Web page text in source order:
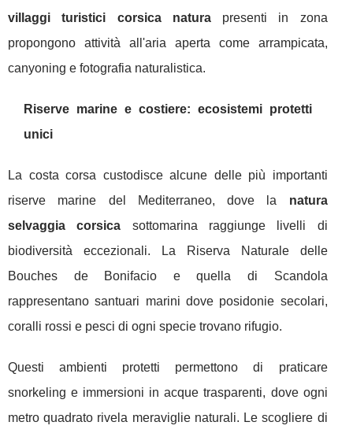
villaggi turistici corsica naturapresenti in zona
propongono attività all'aria aperta come arrampicata,
canyoning e fotografia naturalistica.
Riserve marine e costiere: ecosistemi protetti
unici
La costa corsa custodisce alcune delle più importanti
riserve marine del Mediterraneo, dove la natura
selvaggia corsica sottomarina raggiunge livelli di
biodiversità eccezionali. La Riserva Naturale delle
Bouches de Bonifacio e quella di Scandola
rappresentano santuari marini dove posidonie secolari,
coralli rossi e pesci di ogni specie trovano rifugio.
Questi ambienti protetti permettono di praticare
snorkeling e immersioni in acque trasparenti, dove ogni
metro quadrato rivela meraviglie naturali. Le scogliere di